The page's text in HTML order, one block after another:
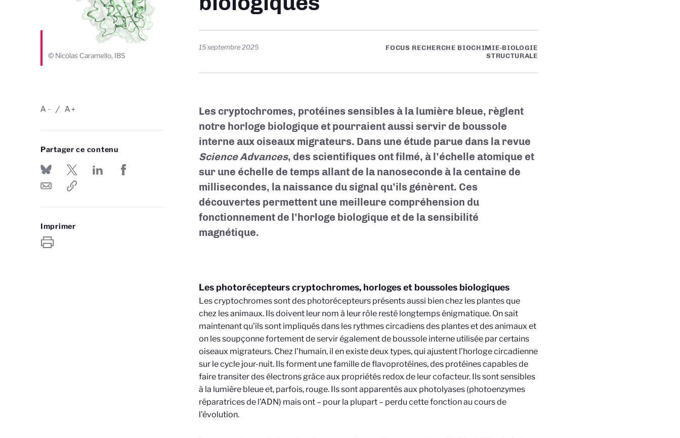
© Nicolas Caramello, IBS
-
A +
A
Partager ce contenu
Imprimer
15 septembre 2025
FOCUS RECHERCHE BIOCHIMIE-BIOLOGIE
STRUCTURALE
Les cryptochromes, protéines sensibles à la lumière bleue, règlent
notre horloge biologique et pourraient aussi servir de boussole
interne aux oiseaux migrateurs. Dans une étude parue dans la revue
Science Advances, des scientifiques ont filmé, à l’échelle atomique et
sur une échelle de temps allant de la nanoseconde à la centaine de
millisecondes, la naissance du signal qu’ils génèrent. Ces
découvertes permettent une meilleure compréhension du
fonctionnement de l’horloge biologique et de la sensibilité
magnétique.
Les photorécepteurs cryptochromes, horloges et boussoles biologiques
Les cryptochromes sont des photorécepteurs présents aussi bien chez les plantes que
chez les animaux. Ils doivent leur nom à leur rôle resté longtemps énigmatique. On sait
maintenant qu’ils sont impliqués dans les rythmes circadiens des plantes et des animaux et
on les soupçonne fortement de servir également de boussole interne utilisée par certains
oiseaux migrateurs. Chez l’humain, il en existe deux types, qui ajustent l’horloge circadienne
sur le cycle jour-nuit. Ils forment une famille de flavoprotéines, des protéines capables de
faire transiter des électrons grâce aux propriétés redox de leur cofacteur. Ils sont sensibles
à la lumière bleue et, parfois, rouge. Ils sont apparentés aux photolyases (photoenzymes
réparatrices de l’ADN) mais ont – pour la plupart – perdu cette fonction au cours de
l’évolution.